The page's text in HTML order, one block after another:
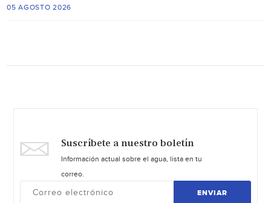
05 AGOSTO 2026
Suscríbete a nuestro boletín
Información actual sobre el agua, lista en tu
correo.
ENVIAR